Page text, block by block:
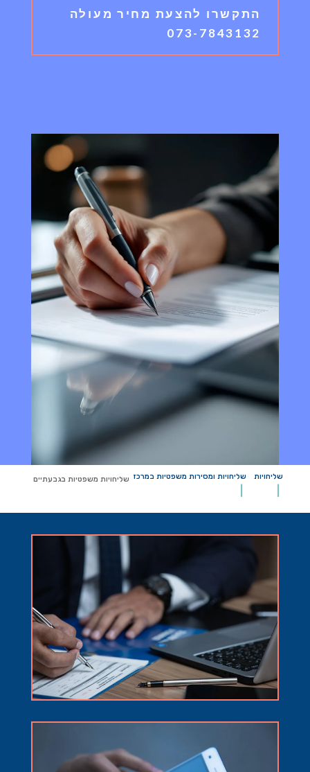
התקשרו להצעת מחיר מעולה
073-7843132
שליחויות שליחויות ומסירות משפטיות במרכז שליחויות משפטיות בגבעתיים